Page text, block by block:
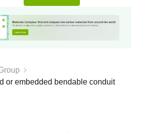
or embedded bendable conduit